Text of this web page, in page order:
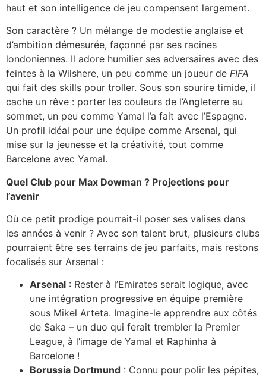
haut et son intelligence de jeu compensent largement.
Son caractère ? Un mélange de modestie anglaise et
d’ambition démesurée, façonné par ses racines
londoniennes. Il adore humilier ses adversaires avec des
feintes à la Wilshere, un peu comme un joueur de FIFA
qui fait des skills pour troller. Sous son sourire timide, il
cache un rêve : porter les couleurs de l’Angleterre au
sommet, un peu comme Yamal l’a fait avec l’Espagne.
Un profil idéal pour une équipe comme Arsenal, qui
mise sur la jeunesse et la créativité, tout comme
Barcelone avec Yamal.
Quel Club pour Max Dowman ? Projections pour
l’avenir
Où ce petit prodige pourrait-il poser ses valises dans
les années à venir ? Avec son talent brut, plusieurs clubs
pourraient être ses terrains de jeu parfaits, mais restons
focalisés sur Arsenal :
Arsenal : Rester à l’Emirates serait logique, avec
une intégration progressive en équipe première
sous Mikel Arteta. Imagine-le apprendre aux côtés
de Saka – un duo qui ferait trembler la Premier
League, à l’image de Yamal et Raphinha à
Barcelone !
Borussia Dortmund : Connu pour polir les pépites,